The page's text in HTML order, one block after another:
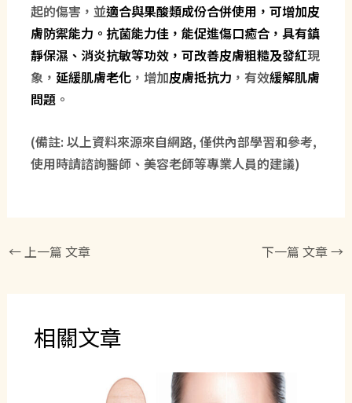
起的傷害，並適合與果酸類成份合併使用，可增加皮
膚防禦能力。抗菌能力佳，能促進傷口癒合，具有鎮
靜保濕、消炎抗敏等功效，可改善皮膚粗糙及發紅現
象， 延緩肌膚老化，增加皮膚抵抗力 ，有效緩解肌膚
問題。
(備註: 以上資料來源來自網路, 僅供內部學習和參考,
使用時請諮詢醫師、美容老師等專業人員的建議)
←上一篇 文章 下一篇 文章→
相關文章